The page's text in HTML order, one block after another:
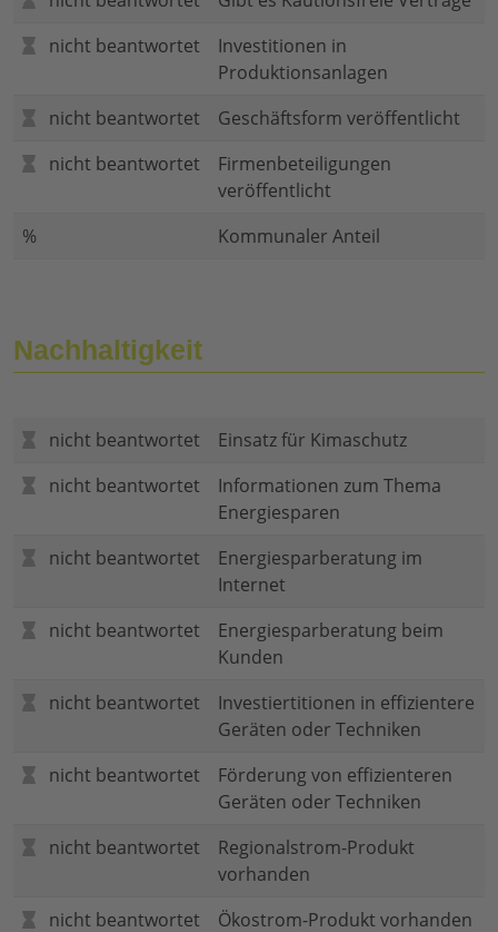
nicht beantwortet
Investitionen in
Produktionsanlagen
nicht beantwortet
Geschäftsform veröffentlicht
nicht beantwortet
Firmenbeteiligungen
veröffentlicht
%
Kommunaler Anteil
Nachhaltigkeit
nicht beantwortet
Einsatz für Kimaschutz
nicht beantwortet
Informationen zum Thema
Energiesparen
nicht beantwortet
Energiesparberatung im
Internet
nicht beantwortet
Energiesparberatung beim
Kunden
nicht beantwortet
Investiertitionen in effizientere
Geräten oder Techniken
nicht beantwortet
Förderung von effizienteren
Geräten oder Techniken
nicht beantwortet
Regionalstrom-Produkt
vorhanden
nicht beantwortet
Ökostrom-Produkt vorhanden